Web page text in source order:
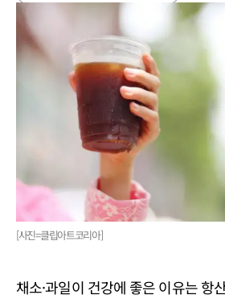
[사진=클립아트코리아]
채소·과일이 건강에 좋은 이유는 항